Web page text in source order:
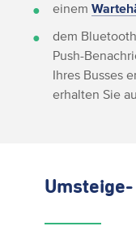
einem
dem
Push-
Ihres Busses
erhalten Sie